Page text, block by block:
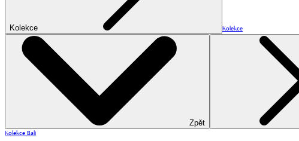
Kolekce Kolekce
Zpět
Kolekce Bali